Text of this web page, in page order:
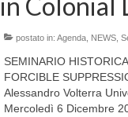
in Colonial
postato in: Agenda, NEWS,
SEMINARIO
FORCIBLE
Alessandro Volterra
Mercoledì 6 Dicembre